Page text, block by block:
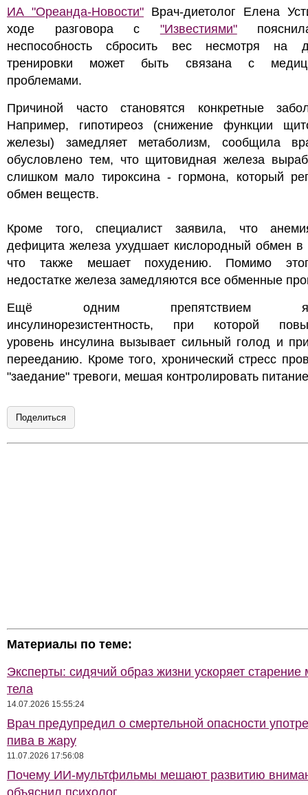
ИА "Ореанда-Новости" Врач-диетолог Елена
ходе разговора с "Известиями"
неспособность сбросить вес несмотря на
тренировки может быть связана с
проблемами.
Причиной часто становятся конкретные
Например, гипотиреоз (снижение функции
железы) замедляет метаболизм, сообщила
обусловлено тем, что щитовидная железа
слишком мало тироксина - гормона, который
обмен веществ.
Кроме того, специалист заявила, что
дефицита железа ухудшает кислородный обмен в
что также мешает похудению. Помимо
недостатке железа замедляются все обменные
Ещё одним препятствием
инсулинорезистентность, при которой
уровень инсулина вызывает сильный голод и
перееданию. Кроме того, хронический стресс
"заедание" тревоги, мешая контролировать
Поделиться
Материалы по теме:
Эксперты: сидячий образ жизни ускоряет старение
тела
14.07.2026 15:55:24
Врач предупредил о смертельной опасности
пива в жару
11.07.2026 17:56:08
Почему ИИ-мультфильмы мешают развитию
объяснил психолог